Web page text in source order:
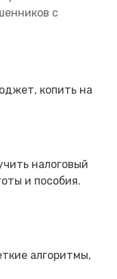
с
копить на
налоговый
и пособия.
алгоритмы,